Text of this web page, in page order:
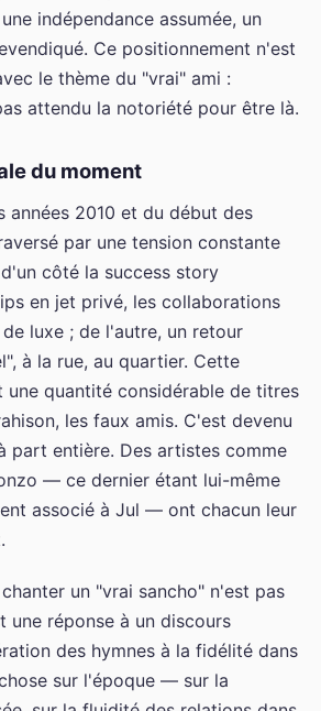
indépendance assumée, un
Ce positionnement n'est
le thème du "vrai" ami :
attendu la notoriété pour être là.
du moment
années 2010 et du début des
par une tension constante
côté la success story
en jet privé, les collaborations
luxe ; de l'autre, un retour
à la rue, au quartier. Cette
quantité considérable de titres
les faux amis. C'est devenu
part entière. Des artistes comme
— ce dernier étant lui-même
associé à Jul — ont chacun leur
un "vrai sancho" n'est pas
une réponse à un discours
des hymnes à la fidélité dans
sur l'époque — sur la